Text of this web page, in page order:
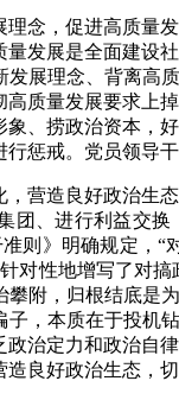
念，促进高质量
发展是全面建设
展理念、背离高
质量发展要求上
、捞政治资本，
惩戒。党员领导
营造良好政治生
团、进行利益交
则》明确规定，
对性地增写了对
附，归根结底是
，本质在于投机
治定力和政治自
良好政治生态，